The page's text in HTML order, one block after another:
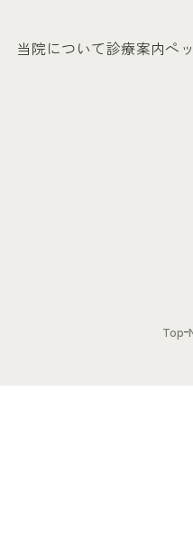
当院について診療案内ペ
Top